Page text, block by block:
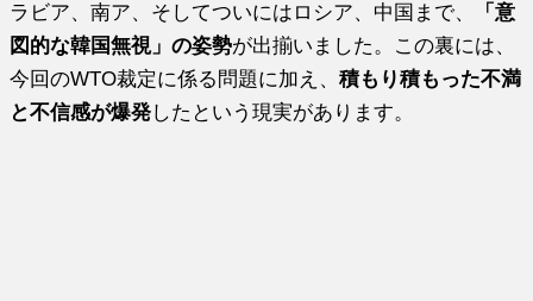
ラビア、南ア、そしてついにはロシア、中国まで、
「意
図的な韓国無視」の姿勢が出揃いました。この裏には、
今回のWTO裁定に係る問題に加え、積もり積もった不満
と不信感が爆発したという現実があります。